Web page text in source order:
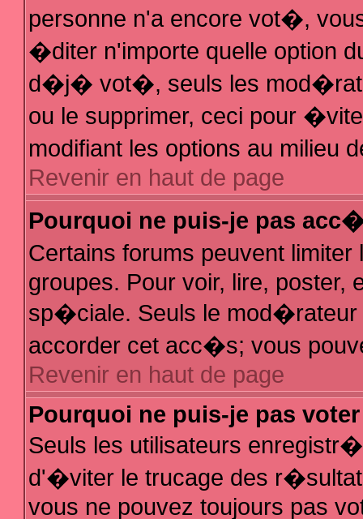
personne n'a encore vot�,
�diter n'importe quelle option
d�j� vot�, seuls les
ou le supprimer, ceci pour
modifiant les options au milieu
Revenir en haut de page
Pourquoi ne puis-je pas
Certains forums peuvent
groupes. Pour voir, lire, poster,
sp�ciale. Seuls le mod�rateur
accorder cet acc�s; vous
Revenir en haut de page
Pourquoi ne puis-je pas
Seuls les utilisateurs
d'�viter le trucage des
vous ne pouvez toujours pas